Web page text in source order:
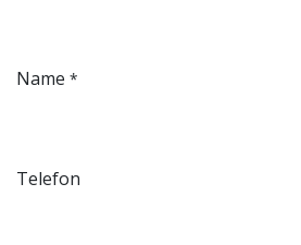
Name *
Telefon